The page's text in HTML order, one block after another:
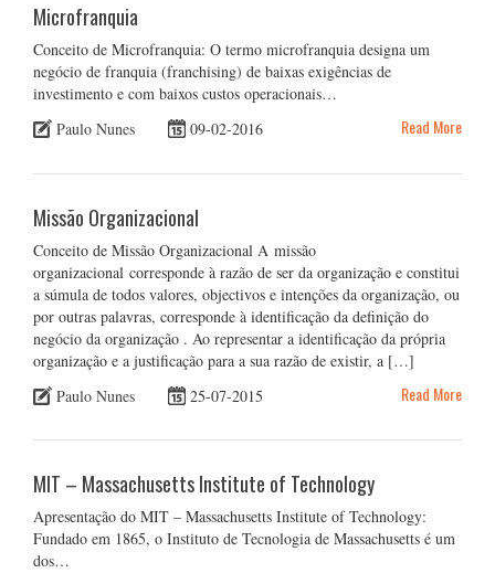
Microfranquia
Conceito de Microfranquia: O termo microfranquia designa um
negócio de franquia (franchising) de baixas exigências de
investimento e com baixos custos operacionais…
Paulo Nunes
09-02-2016 Read More
Missão Organizacional
Conceito de Missão Organizacional A missão
organizacional corresponde à razão de ser da organização e constitui
a súmula de todos valores, objectivos e intenções da organização, ou
por outras palavras, corresponde à identificação da definição do
negócio da organização . Ao representar a identificação da própria
organização e a justificação para a sua razão de existir, a […]
Paulo Nunes
25-07-2015 Read More
MIT – Massachusetts Institute of Technology
Apresentação do MIT – Massachusetts Institute of Technology:
Fundado em 1865, o Instituto de Tecnologia de Massachusetts é um
dos…